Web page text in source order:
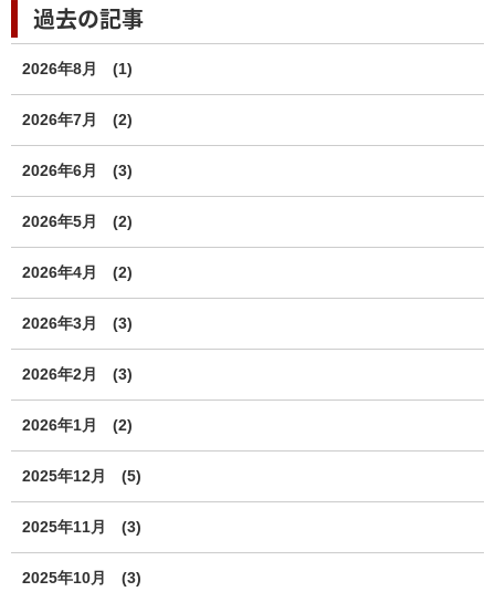
過去の記事
2026年8月 (1)
2026年7月 (2)
2026年6月 (3)
2026年5月 (2)
2026年4月 (2)
2026年3月 (3)
2026年2月 (3)
2026年1月 (2)
2025年12月 (5)
2025年11月 (3)
2025年10月 (3)